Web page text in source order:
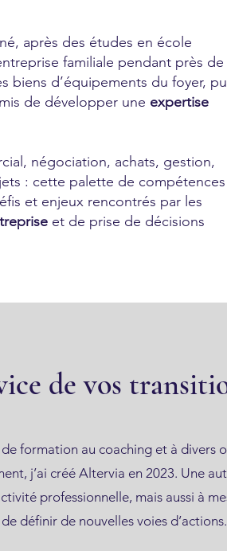
après des études en école
familiale pendant près de
biens d’équipements du foyer,
de développer une expertise
négociation, achats, gestion,
: cette palette de compétences
et enjeux rencontrés par les
et de prise de décisions
de vos
formation au coaching et à divers
j’ai créé Altervia en 2023. Une
professionnelle, mais aussi à
définir de nouvelles voies d’actions.